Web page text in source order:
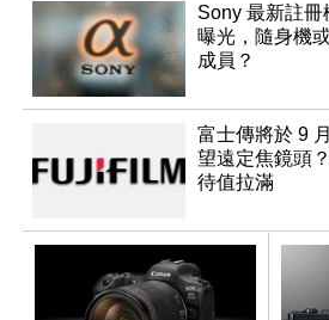
Sony 最新註冊
曝光，隨身機
成員？
富士傳將於 9
望遠定焦鏡頭
待值拉滿